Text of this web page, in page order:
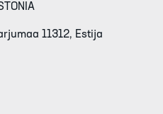
11312, Estija